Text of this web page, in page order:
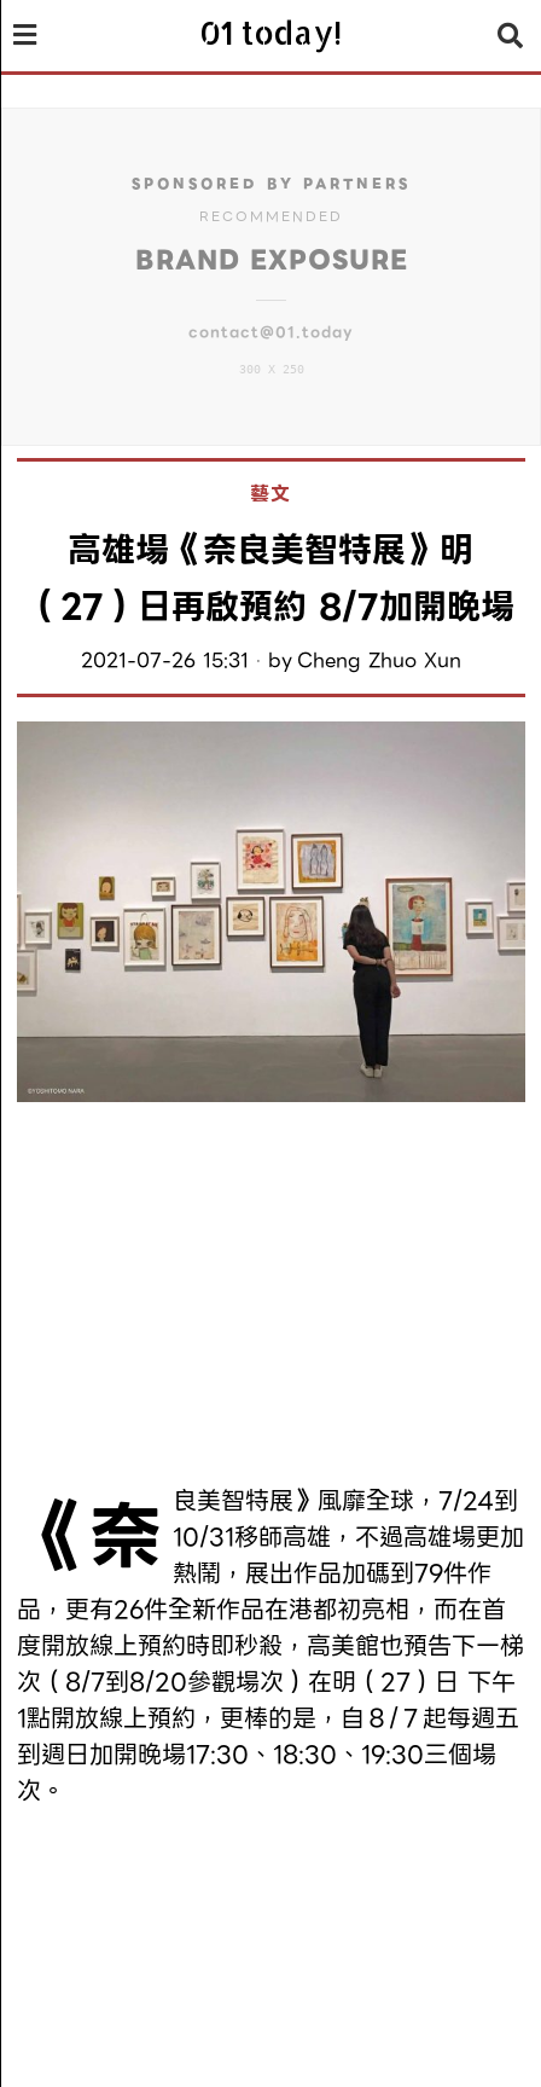
01 today!
SPONSORED BY PARTNERS
RECOMMENDED
BRAND EXPOSURE
contact@01.today
300 X 250
藝文
高雄場《奈良美智特展》明
（27）日再啟預約 8/7加開晚場
2021-07-26 15:31 by Cheng Zhuo Xun
《奈良美智特展》風靡全球，7/24到 10/31移師高雄，不過高雄場更加
熱鬧，展出作品加碼到79件作
品，更有26件全新作品在港都初亮相，而在首
度開放線上預約時即秒殺，高美館也預告下一梯
次（8/7到8/20參觀場次）在明（27）日 下午
1點開放線上預約，更棒的是，自８/７起每週五
到週日加開晚場17:30、18:30、19:30三個場
次。